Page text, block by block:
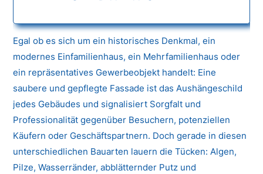
Egal ob es sich um ein historisches Denkmal, ein
modernes Einfamilienhaus, ein Mehrfamilienhaus oder
ein repräsentatives Gewerbeobjekt handelt: Eine
saubere und gepflegte Fassade ist das Aushängeschild
jedes Gebäudes und signalisiert Sorgfalt und
Professionalität gegenüber Besuchern, potenziellen
Käufern oder Geschäftspartnern. Doch gerade in diesen
unterschiedlichen Bauarten lauern die Tücken: Algen,
Pilze, Wasserränder, abblätternder Putz und